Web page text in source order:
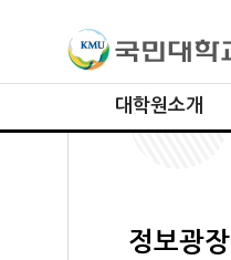
대학원소개
교수진소개
정보광장